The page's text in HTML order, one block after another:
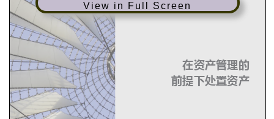
View in Full Screen
在资产管理的
前提下处置资产